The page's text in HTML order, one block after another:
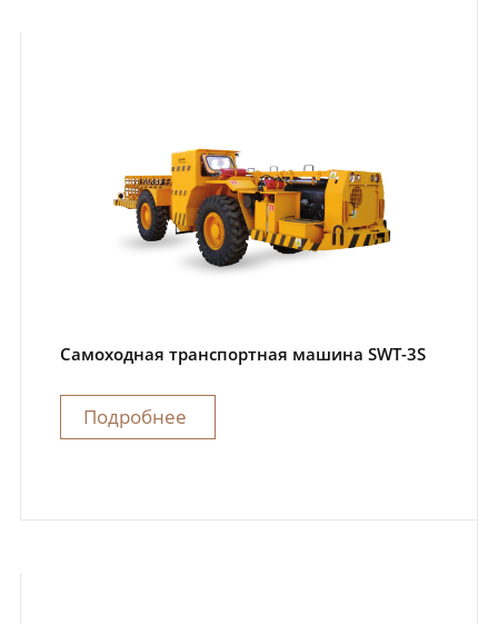
Самоходная транспортная машина SWT-3S
Подробнее